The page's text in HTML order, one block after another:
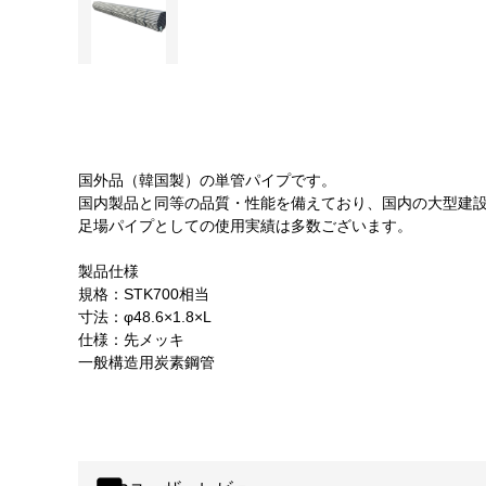
国外品（韓国製）の単管パイプです。
国内製品と同等の品質・性能を備えており、国内の大型建
足場パイプとしての使用実績は多数ございます。
製品仕様
規格：STK700相当
寸法：φ48.6×1.8×L
仕様：先メッキ
一般構造用炭素鋼管